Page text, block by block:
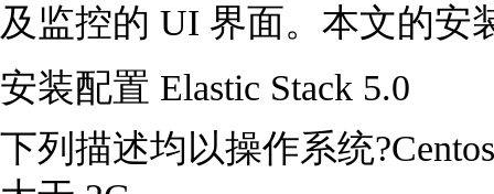
及监控的 UI 界面。本文的安
安装配置 Elastic Stack 5.0
下列描述均以操作系统